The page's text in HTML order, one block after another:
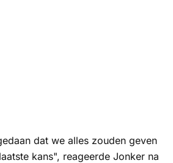
dat we alles zouden geven
kans", reageerde Jonker na